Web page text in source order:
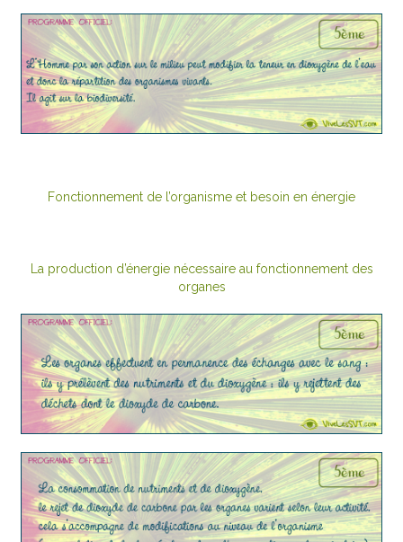
Fonctionnement de l’organisme et besoin en énergie
La production d’énergie nécessaire au fonctionnement des
organes